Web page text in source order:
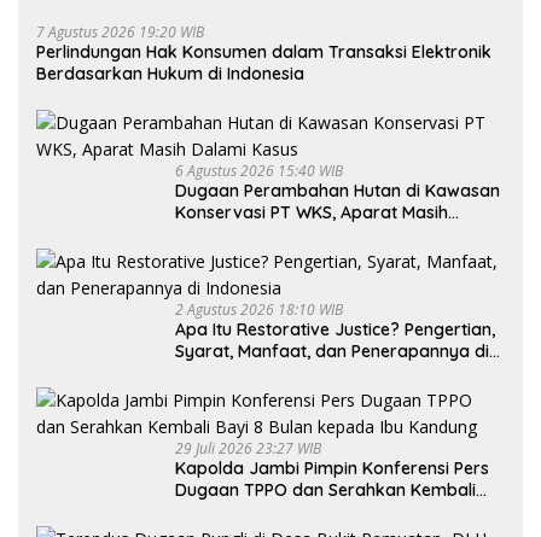
7 Agustus 2026 19:20 WIB
Perlindungan Hak Konsumen dalam Transaksi Elektronik
Berdasarkan Hukum di Indonesia
6 Agustus 2026 15:40 WIB
Dugaan Perambahan Hutan di Kawasan
Konservasi PT WKS, Aparat Masih
2 Agustus 2026 18:10 WIB
Apa Itu Restorative Justice? Pengertian,
Syarat, Manfaat, dan Penerapannya di
29 Juli 2026 23:27 WIB
Kapolda Jambi Pimpin Konferensi Pers
Dugaan TPPO dan Serahkan Kembali